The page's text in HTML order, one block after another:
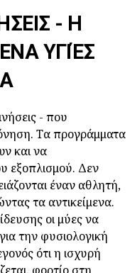
- Η
ΥΓΙΈΣ
- που
Τα προγράμματα
και να
εξοπλισμού. Δεν
έναν αθλητή,
τα αντικείμενα.
οι μύες να
την φυσιολογική
ότι η ισχυρή
φορτίο στη